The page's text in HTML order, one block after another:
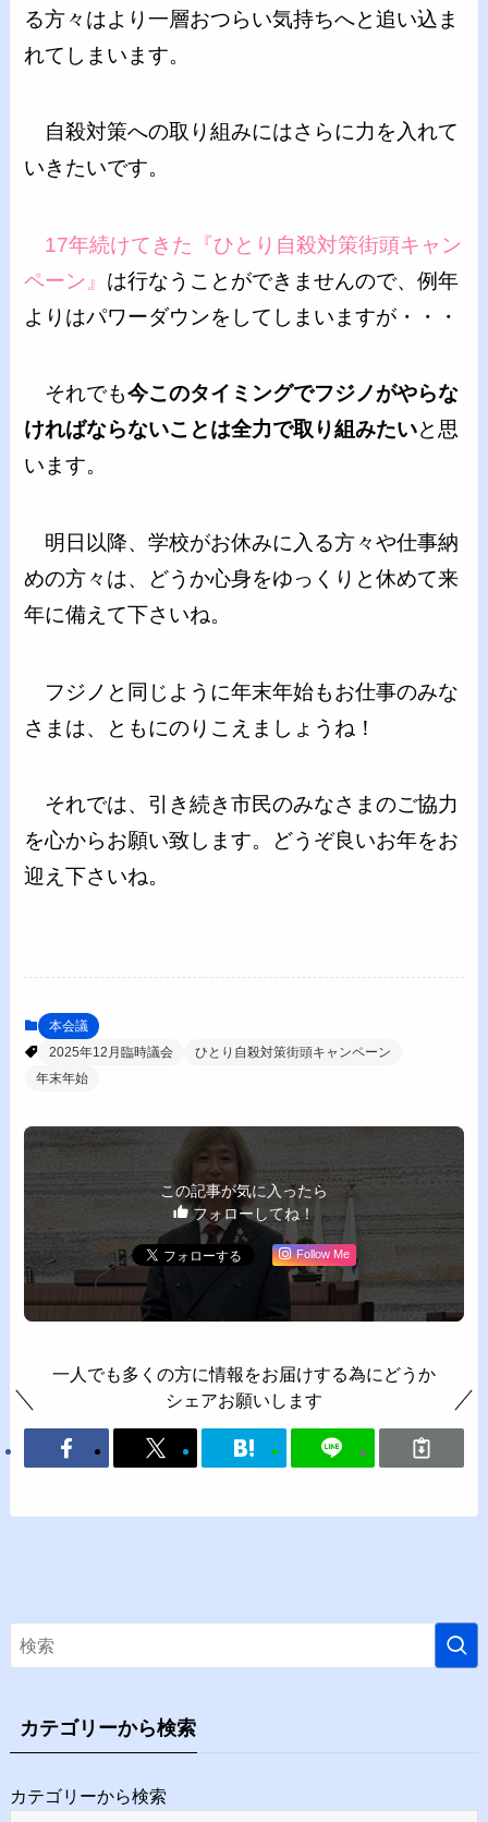
る方々はより一層おつらい気持ちへと追い込ま
れてしまいます。
自殺対策への取り組みにはさらに力を入れて
いきたいです。
17年続けてきた『ひとり自殺対策街頭キャン
ペーン』 は行なうことができませんので、例年
よりはパワーダウンをしてしまいますが・・・
それでも今このタイミングでフジノがやらな
ければならないことは全力で取り組みたいと思
います。
明日以降、学校がお休みに入る方々や仕事納
めの方々は、どうか心身をゆっくりと休めて来
年に備えて下さいね。
フジノと同じように年末年始もお仕事のみな
さまは、ともにのりこえましょうね！
それでは、引き続き市民のみなさまのご協力
を心からお願い致します。どうぞ良いお年をお
迎え下さいね。
本会議
2025年12月臨時議会
ひとり自殺対策街頭キャンペーン
年末年始
この記事が気に入ったら
フォローしてね！
Follow Me
一人でも多くの方に情報をお届けする為にどうか
シェアお願いします
カテゴリーから検索
カテゴリーから検索